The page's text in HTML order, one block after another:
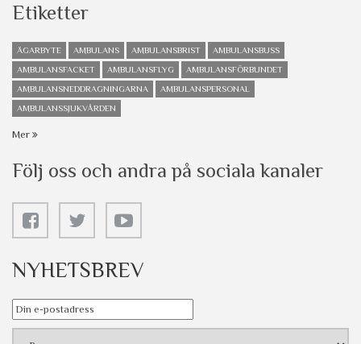
Etiketter
ÄGARBYTE AMBULANS AMBULANSBRIST
AMBULANSBUSS
AMBULANSFACKET
AMBULANSFLYG
AMBULANSFÖRBUNDET
AMBULANSNEDDRAGNINGARNA
AMBULANSPERSONAL
AMBULANSSJUKVÅRDEN
Mer
Följ oss och andra på sociala kanaler
NYHETSBREV